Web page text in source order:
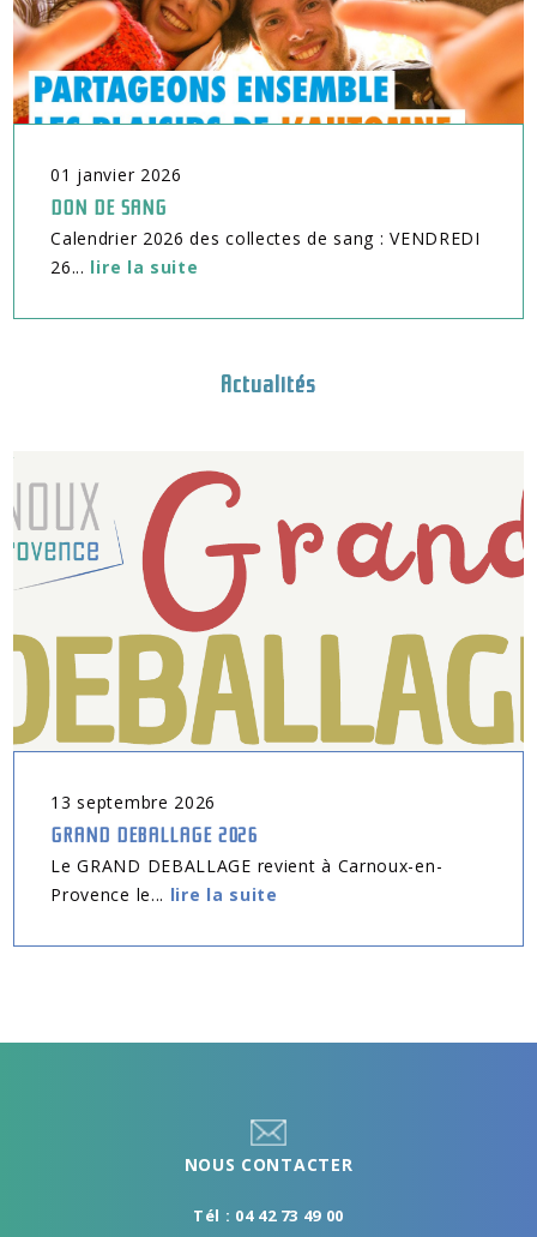
01 janvier 2026
DON DE SANG
Calendrier 2026 des collectes de sang : VENDREDI
26... lire la suite
Actualités
13 septembre 2026
GRAND DEBALLAGE 2026
Le GRAND DEBALLAGE revient à Carnoux-en-
Provence le... lire la suite
NOUS CONTACTER
Tél : 04 42 73 49 00